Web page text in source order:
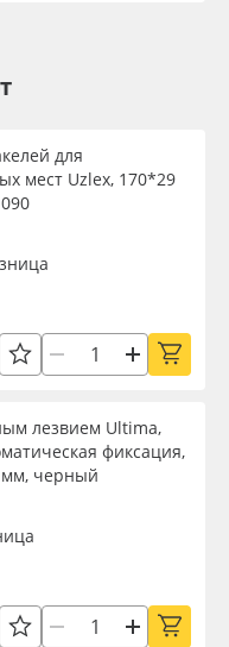
для
мест Uzlex, 170*29
лезвием Ultima,
фиксация,
мм, черный